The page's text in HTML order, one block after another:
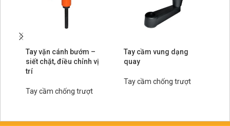
Tay vặn cánh bướm –
siết chặt, điều chỉnh vị
trí
Tay cầm chống trượt
Tay cầm vung dạng
quay
Tay cầm chống trượt